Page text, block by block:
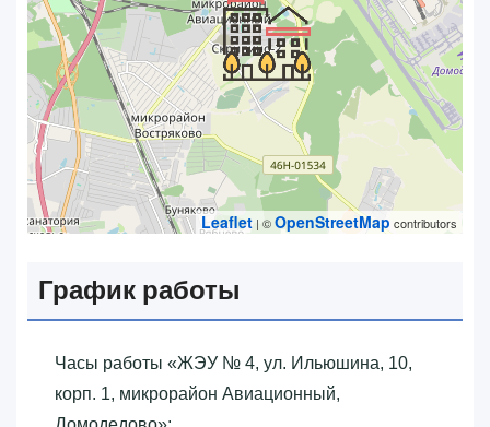
Leaflet | ©OpenStreetMap contributors
График работы
Часы работы «‎ЖЭУ № 4, ул. Ильюшина, 10,
корп. 1, микрорайон Авиационный,